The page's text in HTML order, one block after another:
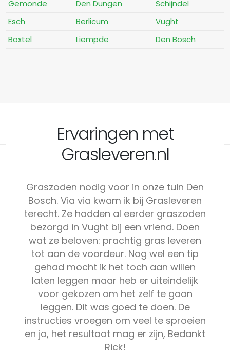
Gemonde Den Dungen
Schijndel
Esch
Berlicum
Vught
Boxtel
Liempde Den Bosch
Ervaringen met
Grasleveren.nl
Graszoden nodig voor in onze tuin Den
Bosch. Via via kwam ik bij Grasleveren
terecht. Ze hadden al eerder graszoden
bezorgd in Vught bij een vriend. Doen
wat ze beloven: prachtig gras leveren
tot aan de voordeur. Nog wel een tip
gehad mocht ik het toch aan willen
laten leggen maar heb er uiteindelijk
voor gekozen om het zelf te gaan
leggen. Dit was goed te doen. De
instructies vroegen om veel te sproeien
en ja, het resultaat mag er zijn, Bedankt
Rick!